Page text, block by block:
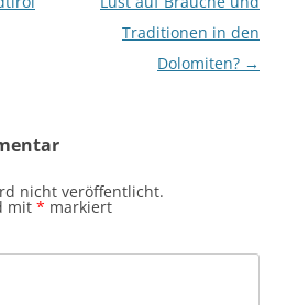
Traditionen in den
Dolomiten? →
nicht veröffentlicht.
mit * markiert